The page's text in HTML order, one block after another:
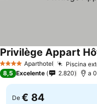
4 EstrelasAparthotel Piscina
Privilège Appart
8,5 Excelente 2.820 a
De € 84